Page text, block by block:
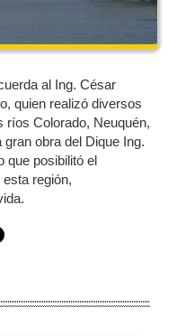
al Ing. César
quien realizó diversos
ríos Colorado, Neuquén,
obra del Dique Ing.
que posibilitó el
región,